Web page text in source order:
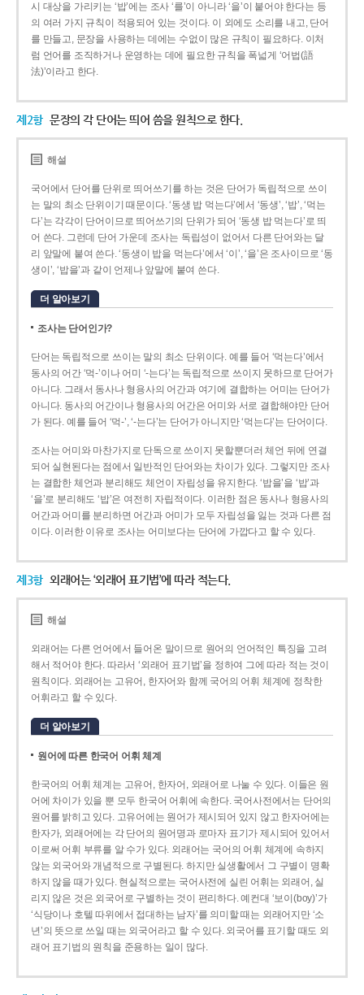
시 대상을 가리키는 ‘밥’에는 조사 ‘를’이 아니라 ‘을’이 붙어야 한다는 등
의 여러 가지 규칙이 적용되어 있는 것이다. 이 외에도 소리를 내고, 단어
를 만들고, 문장을 사용하는 데에는 수없이 많은 규칙이 필요하다. 이처
럼 언어를 조직하거나 운영하는 데에 필요한 규칙을 폭넓게 ‘어법(語
法)’이라고 한다.
제2항 문장의 각 단어는 띄어 씀을 원칙으로 한다.
해설
국어에서 단어를 단위로 띄어쓰기를 하는 것은 단어가 독립적으로 쓰이
는 말의 최소 단위이기 때문이다. ‘동생 밥 먹는다’에서 ‘동생’, ‘밥’, ‘먹는
다’는 각각이 단어이므로 띄어쓰기의 단위가 되어 ‘동생 밥 먹는다’로 띄
어 쓴다. 그런데 단어 가운데 조사는 독립성이 없어서 다른 단어와는 달
리 앞말에 붙여 쓴다. ‘동생이 밥을 먹는다’에서 ‘이’, ‘을’은 조사이므로 ‘동
생이’, ‘밥을’과 같이 언제나 앞말에 붙여 쓴다.
더 알아보기
조사는 단어인가?
단어는 독립적으로 쓰이는 말의 최소 단위이다. 예를 들어 ‘먹는다’에서
동사의 어간 ‘먹-­’이나 어미 ‘­-는다’는 독립적으로 쓰이지 못하므로 단어가
아니다. 그래서 동사나 형용사의 어간과 여기에 결합하는 어미는 단어가
아니다. 동사의 어간이나 형용사의 어간은 어미와 서로 결합해야만 단어
가 된다. 예를 들어 ‘먹-’, ‘-는다’는 단어가 아니지만 ‘먹는다’는 단어이다.
조사는 어미와 마찬가지로 단독으로 쓰이지 못할뿐더러 체언 뒤에 연결
되어 실현된다는 점에서 일반적인 단어와는 차이가 있다. 그렇지만 조사
는 결합한 체언과 분리해도 체언이 자립성을 유지한다. ‘밥을’을 ‘밥’과
‘을’로 분리해도 ‘밥’은 여전히 자립적이다. 이러한 점은 동사나 형용사의
어간과 어미를 분리하면 어간과 어미가 모두 자립성을 잃는 것과 다른 점
이다. 이러한 이유로 조사는 어미보다는 단어에 가깝다고 할 수 있다.
제3항 외래어는 ‘외래어 표기법’에 따라 적는다.
해설
외래어는 다른 언어에서 들어온 말이므로 원어의 언어적인 특징을 고려
해서 적어야 한다. 따라서 ‘외래어 표기법’을 정하여 그에 따라 적는 것이
원칙이다. 외래어는 고유어, 한자어와 함께 국어의 어휘 체계에 정착한
어휘라고 할 수 있다.
더 알아보기
원어에 따른 한국어 어휘 체계
한국어의 어휘 체계는 고유어, 한자어, 외래어로 나눌 수 있다. 이들은 원
어에 차이가 있을 뿐 모두 한국어 어휘에 속한다. 국어사전에서는 단어의
원어를 밝히고 있다. 고유어에는 원어가 제시되어 있지 않고 한자어에는
한자가, 외래어에는 각 단어의 원어명과 로마자 표기가 제시되어 있어서
이로써 어휘 부류를 알 수가 있다. 외래어는 국어의 어휘 체계에 속하지
않는 외국어와 개념적으로 구별된다. 하지만 실생활에서 그 구별이 명확
하지 않을 때가 있다. 현실적으로는 국어사전에 실린 어휘는 외래어, 실
리지 않은 것은 외국어로 구별하는 것이 편리하다. 예컨대 ‘보이(boy)’가
‘식당이나 호텔 따위에서 접대하는 남자’를 의미할 때는 외래어지만 ‘소
년’의 뜻으로 쓰일 때는 외국어라고 할 수 있다. 외국어를 표기할 때도 외
래어 표기법의 원칙을 준용하는 일이 많다.